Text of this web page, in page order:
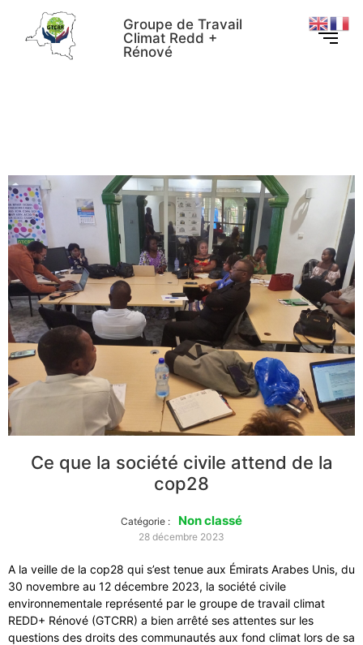
Groupe de Travail
Climat Redd +
Rénové
Ce que la société civile attend de la
cop28
Catégorie : Non classé
28 décembre 2023
A la veille de la cop28 qui s’est tenue aux Émirats Arabes Unis, du
30 novembre au 12 décembre 2023, la société civile
environnementale représenté par le groupe de travail climat
REDD+ Rénové (GTCRR) a bien arrêté ses attentes sur les
questions des droits des communautés aux fond climat lors de sa